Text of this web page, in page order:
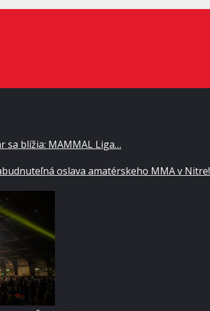
sa blížia: MAMMAL Liga…
oslava amatérskeho MMA v Nitre!